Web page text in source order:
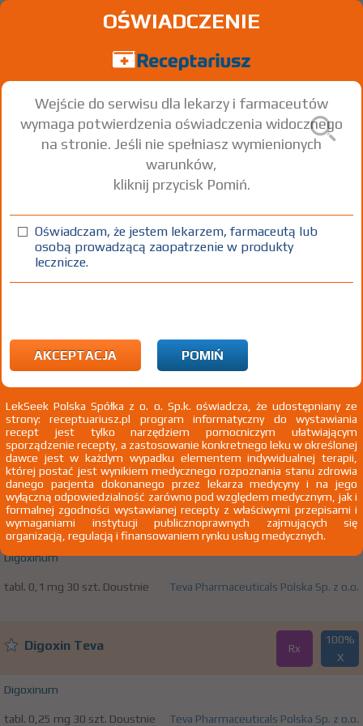
Znaleziono wyników:
Rx
Digoxinum
inj. [roztw.] 0,25 mg/ml 5 amp. 2 ml Iniekcje Polfa Warszawa SA
Digoxin Teva Rx
100%
Digoxinum
tabl. 0,1 mg 30 szt. Doustnie Teva Pharmaceuticals Polska Sp. z o.o.
Digoxin Teva Rx
100%
X
Digoxinum
tabl. 0,25 mg 30 szt. Doustnie Teva Pharmaceuticals Polska Sp. z o.o.
OŚWIADCZENIE
Wejście do serwisu dla lekarzy i farmaceutów
wymaga potwierdzenia oświadczenia widocznego
na stronie. Jeśli nie spełniasz wymienionych
warunków,
kliknij przycisk Pomiń.
Oświadczam, że jestem lekarzem, farmaceutą lub
osobą prowadzącą zaopatrzenie w produkty
lecznicze.
AKCEPTACJA POMIŃ
LekSeek Polska Spółka z o. o. Sp.k. oświadcza, że udostępniany ze
strony: receptuariusz.pl program informatyczny do wystawiania
recept jest tylko narzędziem pomocniczym ułatwiającym
sporządzenie recepty, a zastosowanie konkretnego leku w określonej
dawce jest w każdym wypadku elementem indywidualnej terapii,
której postać jest wynikiem medycznego rozpoznania stanu zdrowia
danego pacjenta dokonanego przez lekarza medycyny i na jego
wyłączną odpowiedzialność zarówno pod względem medycznym, jak i
formalnej zgodności wystawianej recepty z właściwymi przepisami i
wymaganiami instytucji publicznoprawnych zajmujących się
organizacją, regulacją i finansowaniem rynku usług medycznych.